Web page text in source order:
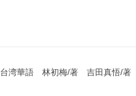
台湾華語 林初梅/著 吉田真悟/著